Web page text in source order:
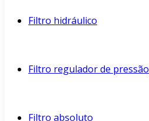
Filtro hidráulico
Filtro regulador de pressão
Filtro absoluto